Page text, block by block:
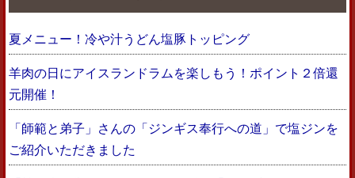
夏メニュー！冷や汁うどん塩豚トッピング
羊肉の日にアイスランドラムを楽しもう！ポイント２倍還
元開催！
「師範と弟子」さんの「ジンギス奉行への道」で塩ジンを
ご紹介いただきました